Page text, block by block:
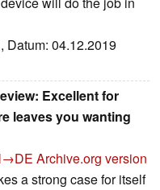
Datum: 04.12.2019
Excellent for
leaves you wanting
Archive.org version
a strong case for itself